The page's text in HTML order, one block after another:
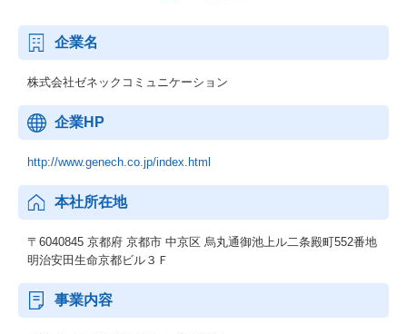
企業名
株式会社ゼネックコミュニケーション
企業HP
http://www.genech.co.jp/index.html
本社所在地
〒6040845 京都府 京都市 中京区 烏丸通御池上ル二条殿町552番地
明治安田生命京都ビル３Ｆ
事業内容